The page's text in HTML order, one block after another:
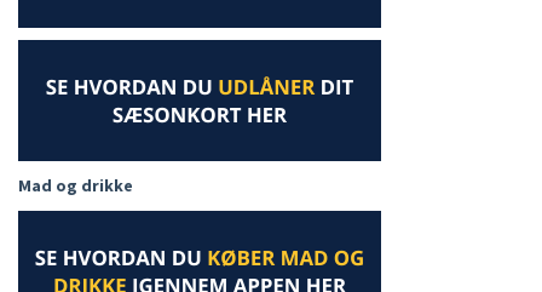
Mad og drikke